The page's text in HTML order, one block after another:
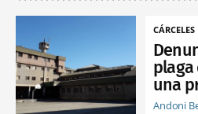
CÁRCELES
plaga
una
Andoni